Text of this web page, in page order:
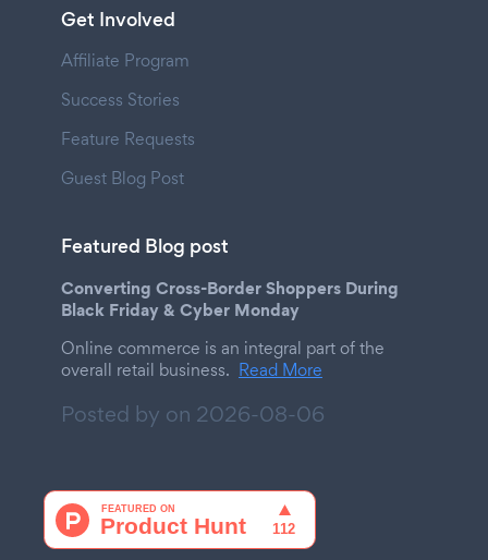
Get Involved
Affiliate Program
Success Stories
Feature Requests
Guest Blog Post
Featured Blog post
Converting Cross-Border Shoppers During
Black Friday & Cyber Monday
Online commerce is an integral part of the
overall retail business. Read More
Posted by on 2026-08-06